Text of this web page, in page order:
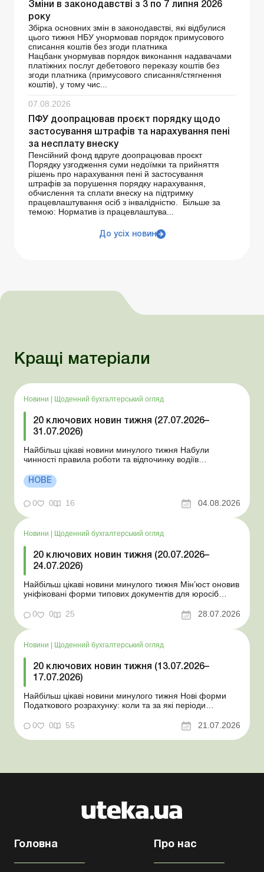
Зміни в законодавстві з 3 по 7 липня 2026
року
Збірка основних змін в законодавстві, які відбулися
цього тижня НБУ унормовав порядок примусового
списання коштів без згоди платника
Нацбанк унормував порядок виконання надавачами
платіжних послуг дебетового переказу коштів без
згоди платника (примусового списання/стягнення
коштів), у тому чис...
07.08.2026
ПФУ доопрацював проєкт порядку щодо
застосування штрафів та нарахування пені
за несплату внеску
Пенсійний фонд вдруге доопрацював проєкт
Порядку узгодження суми недоїмки та прийняття
рішень про нарахування пені й застосування
штрафів за порушення порядку нарахування,
обчислення та сплати внеску на підтримку
працевлаштування осіб з інвалідністю. Більше за
темою: Норматив із працевлаштува...
До усіх новин
Кращі матеріали
Новини Щоденний бухгалтерський огляд
20 ключових новин тижня (27.07.2026–
31.07.2026)
Найбільш цікаві новини минулого тижня Набули
чинності правила роботи та відпочинку водіїв
стан Для сільгосппідприємств і ФОП запроваджено нові
одноразові статистичні форми З 2 серпня змінюється
порядок зарахування окремих періодів роботи до стр...
НОВЕ
0 0 16 04.08.2026
Новини Щоденний бухгалтерський огляд
20 ключових новин тижня (20.07.2026–
24.07.2026)
Найбільш цікаві новини минулого тижня Мін’юст оновив
уніфіковані форми типових документів для юросіб
координаційного центру з організації бронювання У
працівника виявлено статус «у розшуку»: що потрібно
0 0 25 28.07.2026
Новини | Щоденний бухгалтерський огляд
20 ключових новин тижня (13.07.2026–
17.07.2026)
Найбільш цікаві новини минулого тижня Нові форми
Податкового розрахунку: коли та за які періоди
відстрочки від призову під час мобілізації удосконалено
Кабмін утворив Координаційний центр з організації
бронювання військовозобов’язаних Верховна ...
0 0 55 21.07.2026
Головна Про нас